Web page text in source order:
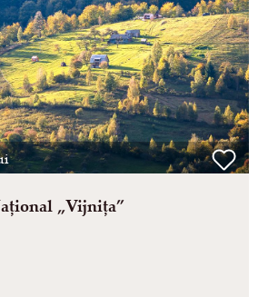
„Vijnița”